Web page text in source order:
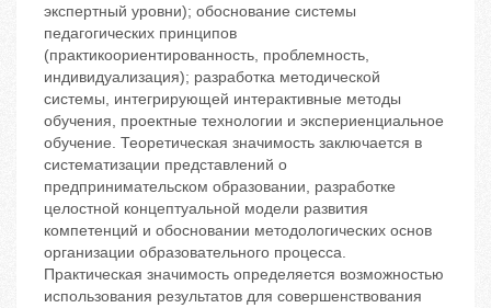
экспертный уровни); обоснование системы
педагогических принципов
(практикоориентированность, проблемность,
индивидуализация); разработка методической
системы, интегрирующей интерактивные методы
обучения, проектные технологии и экспериенциальное
обучение. Теоретическая значимость заключается в
систематизации представлений о
предпринимательском образовании, разработке
целостной концептуальной модели развития
компетенций и обосновании методологических основ
организации образовательного процесса.
Практическая значимость определяется возможностью
использования результатов для совершенствования